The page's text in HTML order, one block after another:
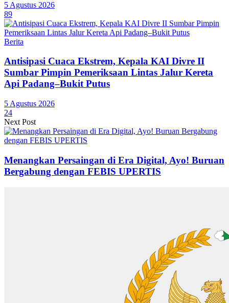
5 Agustus 2026
89
Berita
Antisipasi Cuaca Ekstrem, Kepala KAI Divre II
Sumbar Pimpin Pemeriksaan Lintas Jalur Kereta
Api Padang–Bukit Putus
5 Agustus 2026
24
Next Post
Menangkan Persaingan di Era Digital, Ayo! Buruan
Bergabung dengan FEBIS UPERTIS